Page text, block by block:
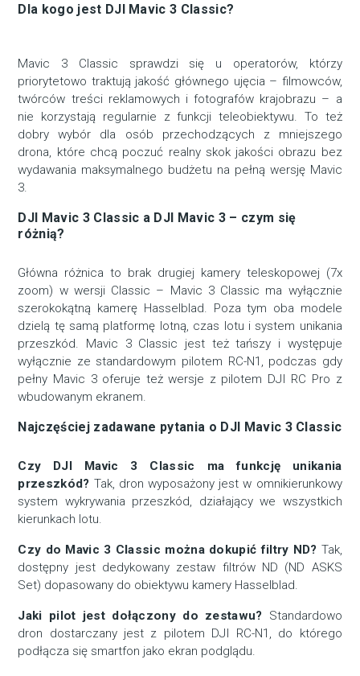
Dla kogo jest DJI Mavic 3 Classic?
Mavic 3 Classic sprawdzi się u operatorów, którzy
priorytetowo traktują jakość głównego ujęcia – filmowców,
twórców treści reklamowych i fotografów krajobrazu – a
nie korzystają regularnie z funkcji teleobiektywu. To też
dobry wybór dla osób przechodzących z mniejszego
drona, które chcą poczuć realny skok jakości obrazu bez
wydawania maksymalnego budżetu na pełną wersję Mavic
3.
DJI Mavic 3 Classic a DJI Mavic 3 – czym się
różnią?
Główna różnica to brak drugiej kamery teleskopowej (7x
zoom) w wersji Classic – Mavic 3 Classic ma wyłącznie
szerokokątną kamerę Hasselblad. Poza tym oba modele
dzielą tę samą platformę lotną, czas lotu i system unikania
przeszkód. Mavic 3 Classic jest też tańszy i występuje
wyłącznie ze standardowym pilotem RC-N1, podczas gdy
pełny Mavic 3 oferuje też wersje z pilotem DJI RC Pro z
wbudowanym ekranem.
Najczęściej zadawane pytania o DJI Mavic 3 Classic
Czy DJI Mavic 3 Classic ma funkcję unikania
przeszkód? Tak, dron wyposażony jest w omnikierunkowy
system wykrywania przeszkód, działający we wszystkich
kierunkach lotu.
Czy do Mavic 3 Classic można dokupić filtry ND? Tak,
dostępny jest dedykowany zestaw filtrów ND (ND ASKS
Set) dopasowany do obiektywu kamery Hasselblad.
Jaki pilot jest dołączony do zestawu? Standardowo
dron dostarczany jest z pilotem DJI RC-N1, do którego
podłącza się smartfon jako ekran podglądu.